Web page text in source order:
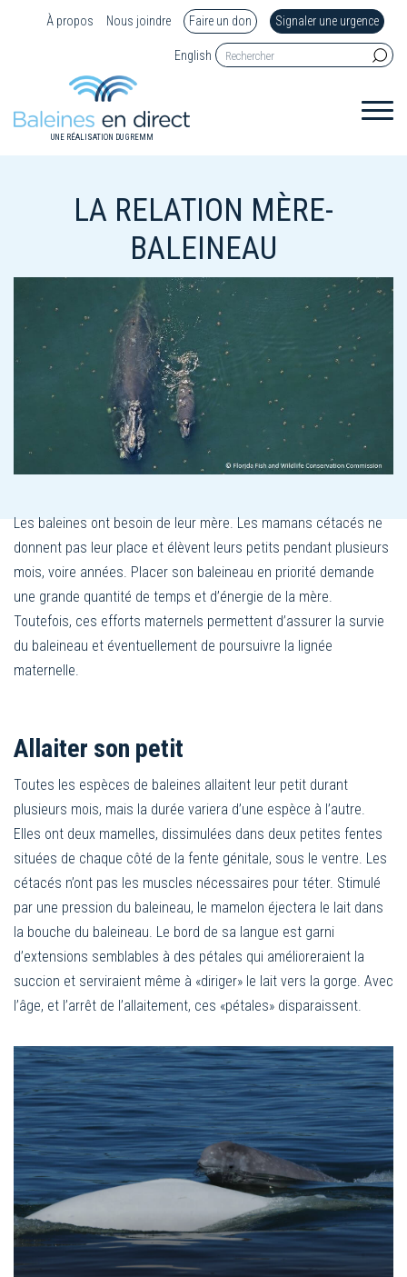
À propos Nous joindre Faire un don Signaler une urgence
English
UNE RÉALISATION DU GREMM
LA RELATION MÈRE-
BALEINEAU
Les baleines ont besoin de leur mère. Les mamans cétacés ne
donnent pas leur place et élèvent leurs petits pendant plusieurs
mois, voire années. Placer son baleineau en priorité demande
une grande quantité de temps et d’énergie de la mère.
Toutefois, ces efforts maternels permettent d’assurer la survie
du baleineau et éventuellement de poursuivre la lignée
maternelle.
Allaiter son petit
Toutes les espèces de baleines allaitent leur petit durant
plusieurs mois, mais la durée variera d’une espèce à l’autre.
Elles ont deux mamelles, dissimulées dans deux petites fentes
situées de chaque côté de la fente génitale, sous le ventre. Les
cétacés n’ont pas les muscles nécessaires pour téter. Stimulé
par une pression du baleineau, le mamelon éjectera le lait dans
la bouche du baleineau. Le bord de sa langue est garni
d’extensions semblables à des pétales qui amélioreraient la
succion et serviraient même à «diriger» le lait vers la gorge. Avec
l’âge, et l’arrêt de l’allaitement, ces «pétales» disparaissent.